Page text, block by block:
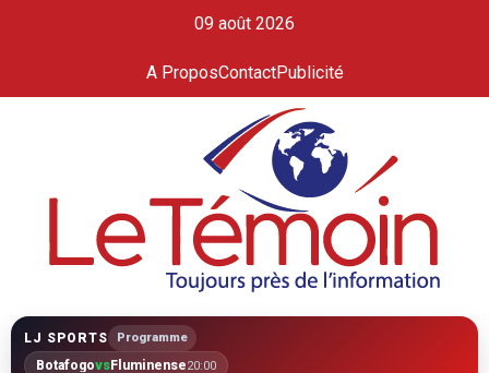
09 août 2026
A ProposContactPublicité
LJ SPORTS Programme
BotafogovsFluminense20:00